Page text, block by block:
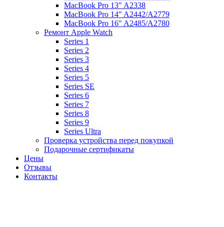
MacBook Pro 13" A2338
MacBook Pro 14" A2442/A2779
MacBook Pro 16" A2485/A2780
Ремонт Apple Watch
Series 1
Series 2
Series 3
Series 4
Series 5
Series SE
Series 6
Series 7
Series 8
Series 9
Series Ultra
Проверка устройства перед покупкой
Подарочные сертификаты
Цены
Отзывы
Контакты